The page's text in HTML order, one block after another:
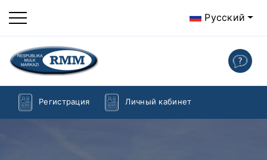
Русский
Регистрация Личный кабинет